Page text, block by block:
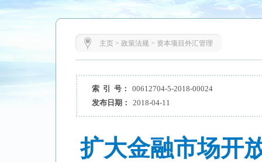
主页> 政策法规> 资本项目外汇管理
索 引 号：
00612704-5-2018-00024
发布日期：
2018-04-11
扩大金融市场开